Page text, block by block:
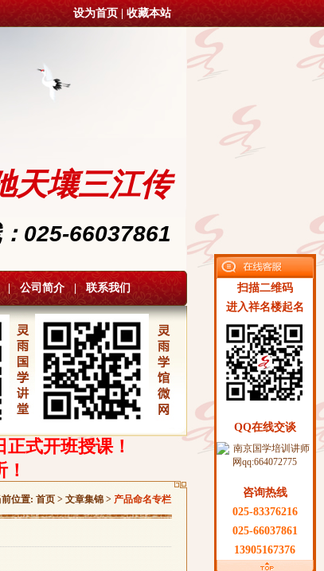
扫描二维码
进入祥名楼起名
QQ在线交谈
咨询热线
025-83376216
025-66037861
13905167376
设为首页 收藏本站
天壤三江传
025-66037861
公司简介 联系我们
式开班授课！
前位置: 首页 > 文章集锦 > 产品命名专栏